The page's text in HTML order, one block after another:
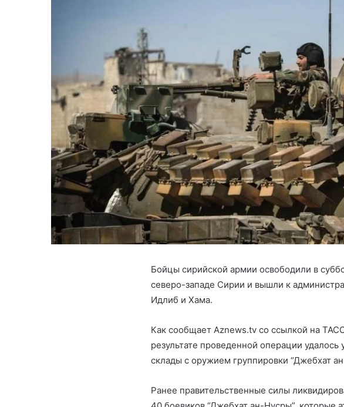
Бойцы сирийской армии освободили в
северо-западе Сирии и вышли к
Идлиб и Хама.
Как сообщает Aznews.tv со ссылкой на
результате проведенной операции
склады с оружием группировки “Джебхат
Ранее правительственные силы